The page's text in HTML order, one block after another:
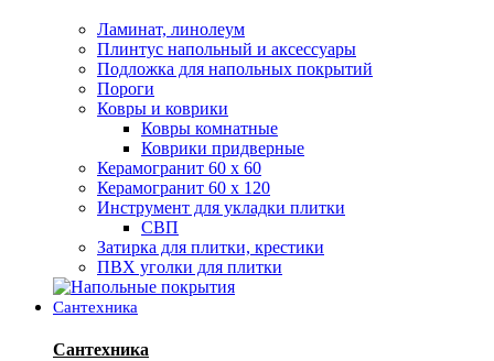
Ламинат, линолеум
Плинтус напольный и аксессуары
Подложка для напольных покрытий
Пороги
Ковры и коврики
Ковры комнатные
Коврики придверные
Керамогранит 60 х 60
Керамогранит 60 х 120
Инструмент для укладки плитки
СВП
Затирка для плитки, крестики
ПВХ уголки для плитки
Сантехника
Сантехника